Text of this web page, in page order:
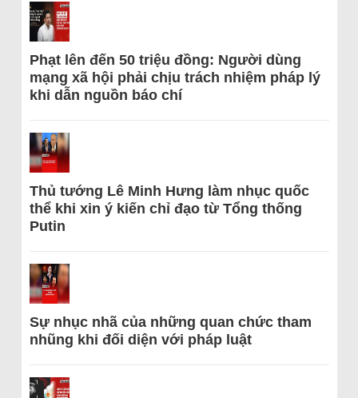
Phạt lên đến 50 triệu đồng: Người dùng
mạng xã hội phải chịu trách nhiệm pháp lý
khi dẫn nguồn báo chí
Thủ tướng Lê Minh Hưng làm nhục quốc
thể khi xin ý kiến chỉ đạo từ Tổng thống
Putin
Sự nhục nhã của những quan chức tham
nhũng khi đối diện với pháp luật